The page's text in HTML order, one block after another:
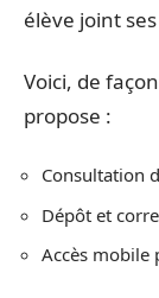
élève joint
Voici, de
propose :
Consultation
Dépôt et
Accès